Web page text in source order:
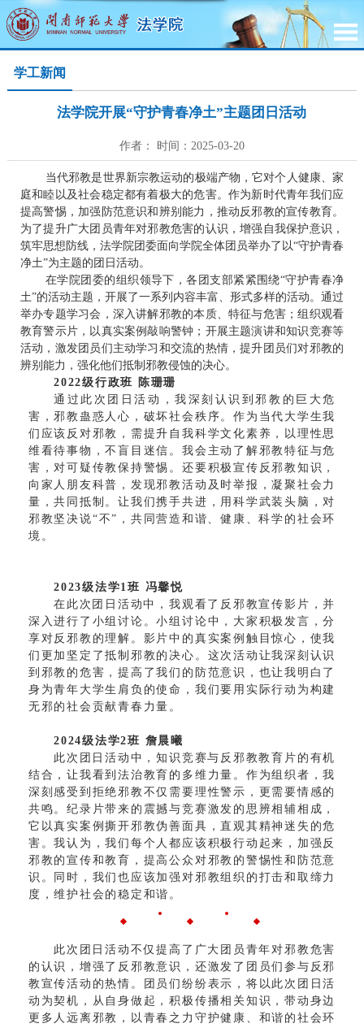
学工新闻
法学院开展“守护青春净土”主题团日活动
作者： 时间：2025-03-20
当代邪教是世界新宗教运动的极端产物，它对个人健康、家
庭和睦以及社会稳定都有着极大的危害。作为新时代青年我们应
提高警惕，加强防范意识和辨别能力，推动反邪教的宣传教育。
为了提升广大团员青年对邪教危害的认识，增强自我保护意识，
筑牢思想防线，法学院团委面向学院全体团员举办了以“守护青春
净土”为主题的团日活动。
在学院团委的组织领导下，各团支部紧紧围绕“守护青春净
土”的活动主题，开展了一系列内容丰富、形式多样的活动。通过
举办专题学习会，深入讲解邪教的本质、特征与危害；组织观看
教育警示片，以真实案例敲响警钟；开展主题演讲和知识竞赛等
活动，激发团员们主动学习和交流的热情，提升团员们对邪教的
辨别能力，强化他们抵制邪教侵蚀的决心。
2022级行政班 陈珊珊
通过此次团日活动，我深刻认识到邪教的巨大危
害，邪教蛊惑人心，破坏社会秩序。作为当代大学生我
们应该反对邪教，需提升自我科学文化素养，以理性思
维看待事物，不盲目迷信。我会主动了解邪教特征与危
害，对可疑传教保持警惕。还要积极宣传反邪教知识，
向家人朋友科普，发现邪教活动及时举报，凝聚社会力
量，共同抵制。让我们携手共进，用科学武装头脑，对
邪教坚决说“不”，共同营造和谐、健康、科学的社会环
境。
2023级法学1班 冯馨悦
在此次团日活动中，我观看了反邪教宣传影片，并
深入进行了小组讨论。小组讨论中，大家积极发言，分
享对反邪教的理解。影片中的真实案例触目惊心，使我
们更加坚定了抵制邪教的决心。这次活动让我深刻认识
到邪教的危害，提高了我们的防范意识，也让我明白了
身为青年大学生肩负的使命，我们要用实际行动为构建
无邪的社会贡献青春力量。
2024级法学2班 詹晨曦
此次团日活动中，知识竞赛与反邪教教育片的有机
结合，让我看到法治教育的多维力量。作为组织者，我
深刻感受到拒绝邪教不仅需要理性警示，更需要情感的
共鸣。纪录片带来的震撼与竞赛激发的思辨相辅相成，
它以真实案例撕开邪教伪善面具，直观其精神迷失的危
害。我认为，我们每个人都应该积极行动起来，加强反
邪教的宣传和教育，提高公众对邪教的警惕性和防范意
识。同时，我们也应该加强对邪教组织的打击和取缔力
度，维护社会的稳定和谐。
此次团日活动不仅提高了广大团员青年对邪教危害
的认识，增强了反邪教意识，还激发了团员们参与反邪
教宣传活动的热情。团员们纷纷表示，将以此次团日活
动为契机，从自身做起，积极传播相关知识，带动身边
更多人远离邪教，以青春之力守护健康、和谐的社会环